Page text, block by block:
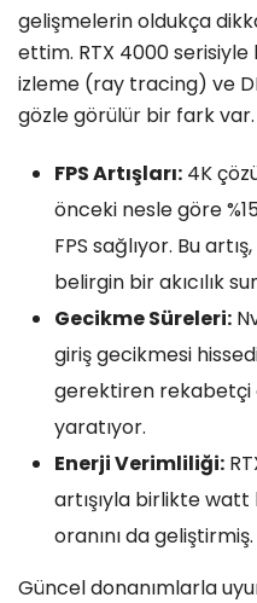
gelişmelerin oldukça
ettim. RTX 4000 serisiyle
izleme (ray tracing) ve
gözle görülür bir fark var.
FPS Artışları: 4K
önceki nesle göre
FPS sağlıyor. Bu
belirgin bir akıcılık
Gecikme Süreleri:
giriş gecikmesi
gerektiren
yaratıyor.
Enerji Verimliliği:
artışıyla birlikte
oranını da geliştirmiş.
Güncel donanımlarla